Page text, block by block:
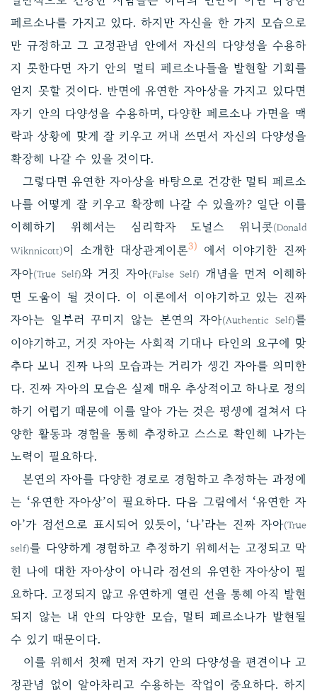
페르소나를 가지고 있다. 하지만 자신을 한 가지 모습으로
만 규정하고 그 고정관념 안에서 자신의 다양성을 수용하
지 못한다면 자기 안의 멀티 페르소나들을 발현할 기회를
얻지 못할 것이다. 반면에 유연한 자아상을 가지고 있다면
자기 안의 다양성을 수용하며, 다양한 페르소나 가면을 맥
락과 상황에 맞게 잘 키우고 꺼내 쓰면서 자신의 다양성을
확장해 나갈 수 있을 것이다.
그렇다면 유연한 자아상을 바탕으로 건강한 멀티 페르소
나를 어떻게 잘 키우고 확장해 나갈 수 있을까? 일단 이를
이해하기 위해서는 심리학자 도널스 위니콧(Donald
Wiknnicott)이 소개한 대상관계이론3) 에서 이야기한 진짜
자아(True Self)와 거짓 자아(False Self) 개념을 먼저 이해하
면 도움이 될 것이다. 이 이론에서 이야기하고 있는 진짜
자아는 일부러 꾸미지 않는 본연의 자아(Authentic Self)를
이야기하고, 거짓 자아는 사회적 기대나 타인의 요구에 맞
추다 보니 진짜 나의 모습과는 거리가 생긴 자아를 의미한
다. 진짜 자아의 모습은 실제 매우 추상적이고 하나로 정의
하기 어렵기 때문에 이를 알아 가는 것은 평생에 걸쳐서 다
양한 활동과 경험을 통해 추정하고 스스로 확인해 나가는
노력이 필요하다.
본연의 자아를 다양한 경로로 경험하고 추정하는 과정에
는 ‘유연한 자아상’이 필요하다. 다음 그림에서 ‘유연한 자
아’가 점선으로 표시되어 있듯이, ‘나’라는 진짜 자아(True
self)를 다양하게 경험하고 추정하기 위해서는 고정되고 막
힌 나에 대한 자아상이 아니라 점선의 유연한 자아상이 필
요하다. 고정되지 않고 유연하게 열린 선을 통해 아직 발현
되지 않는 내 안의 다양한 모습, 멀티 페르소나가 발현될
수 있기 때문이다.
이를 위해서 첫째 먼저 자기 안의 다양성을 편견이나 고
정관념 없이 알아차리고 수용하는 작업이 중요하다. 하지